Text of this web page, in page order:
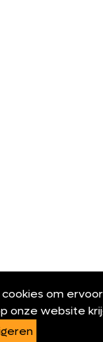
om
onze website